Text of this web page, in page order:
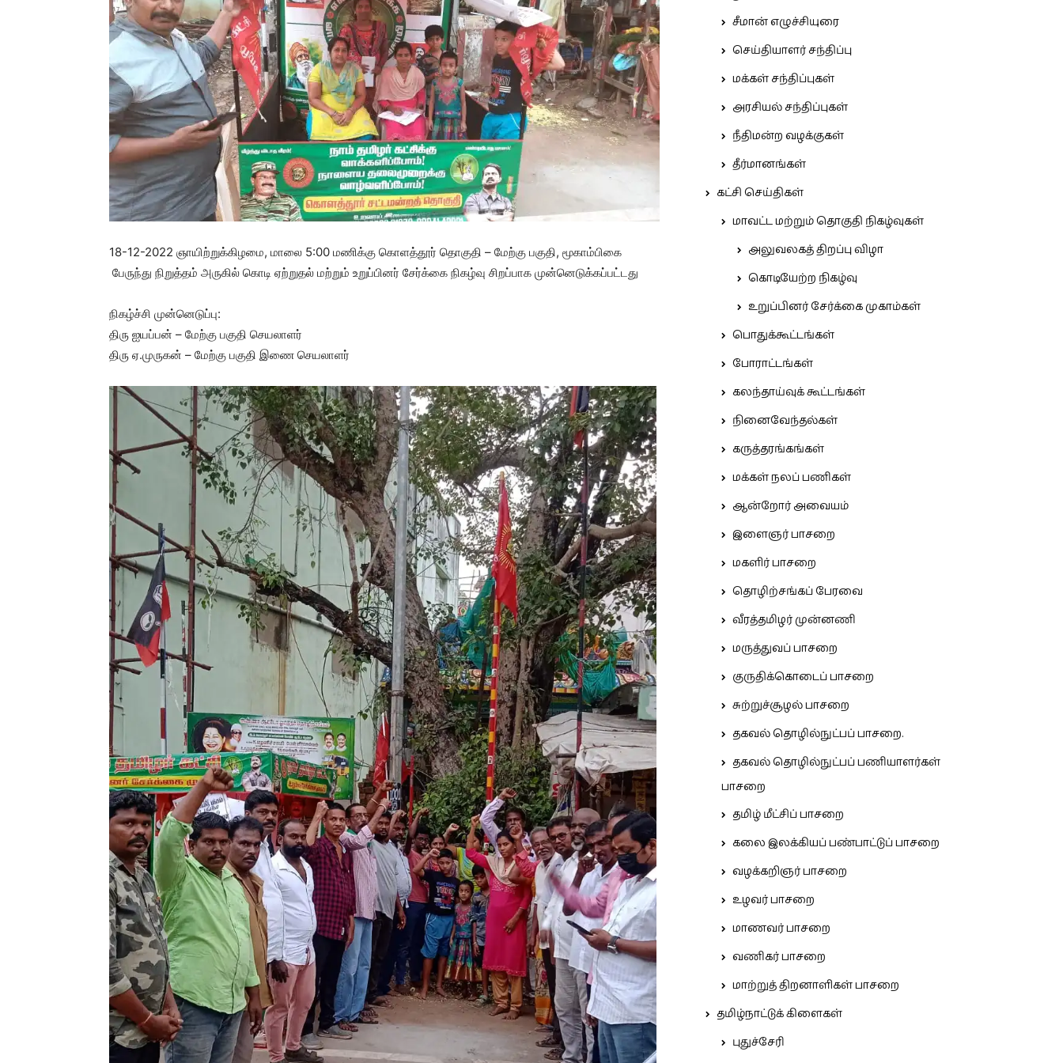
18-12-2022 ஞாயிற்றுக்கிழமை, மாலை 5:00 மணிக்கு கொளத்தூர் தொகுதி – மேற்கு பகுதி, மூகாம்பிகை
பேருந்து நிறுத்தம் அருகில் கொடி ஏற்றுதல் மற்றும் உறுப்பினர் சேர்க்கை நிகழ்வு சிறப்பாக முன்னெடுக்கப்பட்டது
நிகழ்ச்சி முன்னெடுப்பு:
திரு ஐயப்பன் – மேற்கு பகுதி செயலாளர்
திரு ஏ.முருகன் – மேற்கு பகுதி இணை செயலாளர்
சீமான் எழுச்சியுரை
செய்தியாளர் சந்திப்பு
மக்கள் சந்திப்புகள்
அரசியல் சந்திப்புகள்
நீதிமன்ற வழக்குகள்
தீர்மானங்கள்
கட்சி செய்திகள்
மாவட்ட மற்றும் தொகுதி நிகழ்வுகள்
அலுவலகத் திறப்பு விழா
கொடியேற்ற நிகழ்வு
உறுப்பினர் சேர்க்கை முகாம்கள்
பொதுக்கூட்டங்கள்
போராட்டங்கள்
கலந்தாய்வுக் கூட்டங்கள்
நினைவேந்தல்கள்
கருத்தரங்கங்கள்
மக்கள் நலப் பணிகள்
ஆன்றோர் அவையம்
இளைஞர் பாசறை
மகளிர் பாசறை
தொழிற்சங்கப் பேரவை
வீரத்தமிழர் முன்னணி
மருத்துவப் பாசறை
குருதிக்கொடைப் பாசறை
சுற்றுச்சூழல் பாசறை
தகவல் தொழில்நுட்பப் பாசறை.
தகவல் தொழில்நுட்பப் பணியாளர்கள்
பாசறை
தமிழ் மீட்சிப் பாசறை
கலை இலக்கியப் பண்பாட்டுப் பாசறை
வழக்கறிஞர் பாசறை
உழவர் பாசறை
மாணவர் பாசறை
வணிகர் பாசறை
மாற்றுத் திறனாளிகள் பாசறை
தமிழ்நாட்டுக் கிளைகள்
புதுச்சேரி